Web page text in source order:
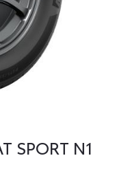
SPORT N1